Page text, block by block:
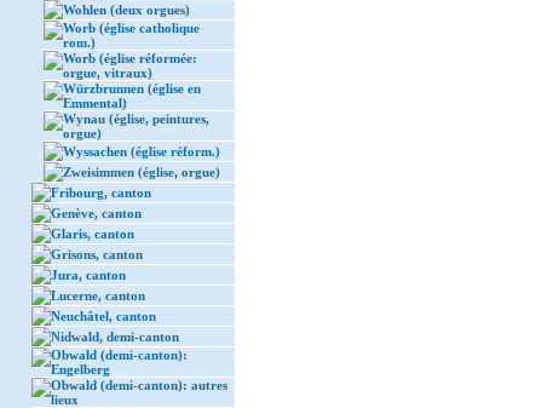
Wohlen (deux orgues)
Worb (église catholique
rom.)
Worb (église réformée:
orgue, vitraux)
Würzbrunnen (église en
Emmental)
Wynau (église, peintures,
orgue)
Wyssachen (église réform.)
Zweisimmen (église, orgue)
Fribourg, canton
Genève, canton
Glaris, canton
Grisons, canton
Jura, canton
Lucerne, canton
Neuchâtel, canton
Nidwald, demi-canton
Obwald (demi-canton):
Engelberg
Obwald (demi-canton): autres
lieux